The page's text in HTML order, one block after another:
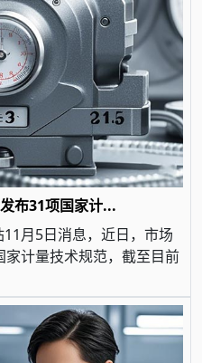
布31项国家计...
月5日消息，近日，市场
计量技术规范，截至目前